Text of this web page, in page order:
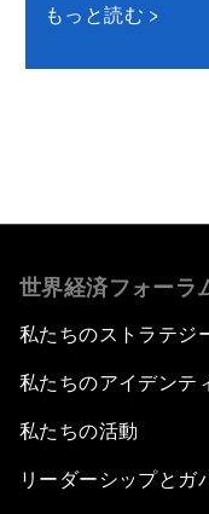
もっと読む
世界経済フォーラ
私たちのストラテジ
私たちのアイデンテ
私たちの活動
リーダーシップとガ